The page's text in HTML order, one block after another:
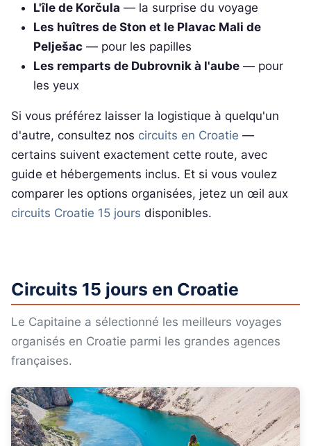
L'île de Korčula — la surprise du voyage
Les huîtres de Ston et le Plavac Mali de
Pelješac — pour les papilles
Les remparts de Dubrovnik à l'aube — pour
les yeux
Si vous préférez laisser la logistique à quelqu'un
d'autre, consultez nos circuits en Croatie —
certains suivent exactement cette route, avec
guide et hébergements inclus. Et si vous voulez
comparer les options organisées, jetez un œil aux
circuits Croatie 15 jours disponibles.
Circuits 15 jours en Croatie
Le Capitaine a sélectionné les meilleurs voyages
organisés en Croatie parmi les grandes agences
françaises.